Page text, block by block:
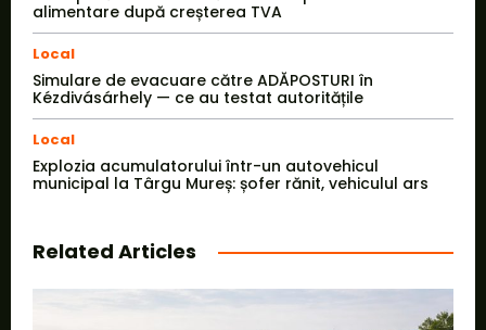
alimentare după creșterea TVA
Local
Simulare de evacuare către ADĂPOSTURI în
Kézdivásárhely — ce au testat autoritățile
Local
Explozia acumulatorului într-un autovehicul
municipal la Târgu Mureș: șofer rănit, vehiculul ars
Related Articles